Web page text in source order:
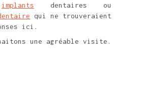
implants dentaires ou
qui ne trouveraient
ici.
une agréable visite.